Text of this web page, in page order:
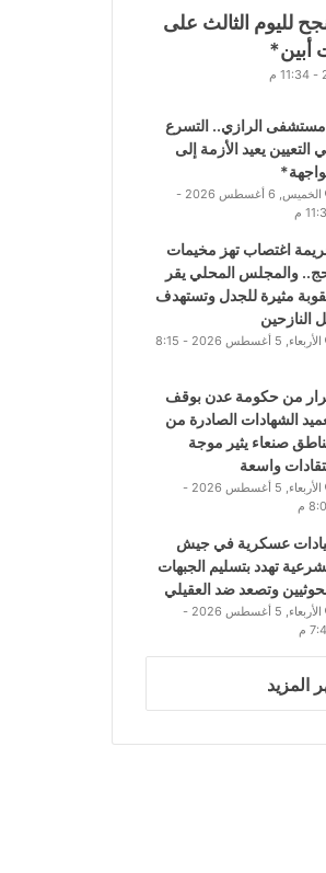
لليوم الثالث على
أبين*
الرازي.. التسرع
التعيين يعيد الأزمة إلى
الخميس, 6 أغسطس 2026 -
م
اغتصاب تهز مخيمات
والمجلس المحلي يقر
مثيرة للجدل وتستهدف
النازحين
الأربعاء, 5 أغسطس 2026 - 8:15
من حكومة عدن بوقف
الشهادات الصادرة من
صنعاء يثير موجة
واسعة
الأربعاء, 5 أغسطس 2026 -
م
عسكرية في جيش
تهدد بتسليم الجبهات
وتصعد ضد العقيلي
الأربعاء, 5 أغسطس 2026 -
م
المزيد